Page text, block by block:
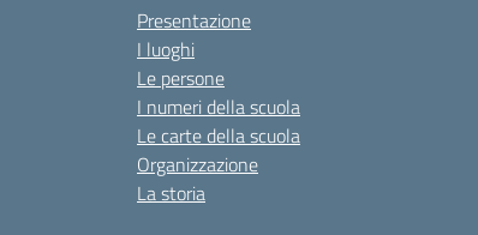
Presentazione
I luoghi
Le persone
I numeri della scuola
Le carte della scuola
Organizzazione
La storia